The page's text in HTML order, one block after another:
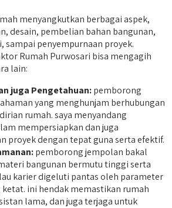
menyangkutkan berbagai aspek,
desain, pembelian bahan bangunan,
sampai penyempurnaan proyek.
Rumah Purwosari bisa mengagih
lain:
juga Pengetahuan:pemborong
yang menghunjam berhubungan
rumah. saya menyandang
mempersiapkan dan juga
proyek dengan tepat guna serta efektif.
pemborong jempolan bakal
bangunan bermutu tinggi serta
karier digeluti pantas oleh parameter
ketat. ini hendak memastikan rumah
lama, dan juga terjaga untuk